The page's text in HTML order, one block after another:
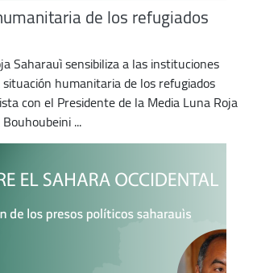
de los refugiados
Saharauì sensibiliza a las instituciones
humanitaria de los refugiados
con el Presidente de la Media Luna Roja
...